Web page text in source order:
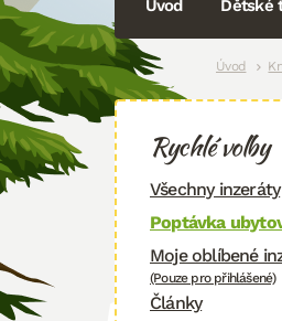
Úvod Dětské
Úvod
Rychlé volby
Všechny inzeráty
Poptávka
Moje oblíbené
(Pouze pro přihlášené)
Články